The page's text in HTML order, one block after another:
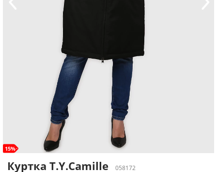
15%
Куртка T.Y.Camille
058172